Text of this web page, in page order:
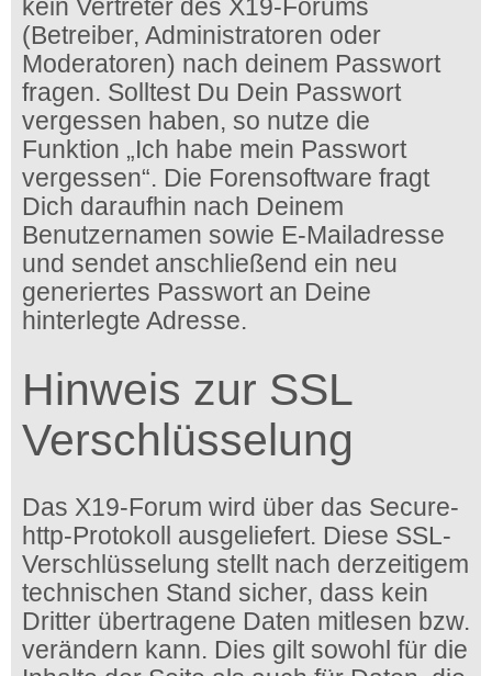
kein Vertreter des X19-Forums
(Betreiber, Administratoren oder
Moderatoren) nach deinem Passwort
fragen. Solltest Du Dein Passwort
vergessen haben, so nutze die
Funktion „Ich habe mein Passwort
vergessen“. Die Forensoftware fragt
Dich daraufhin nach Deinem
Benutzernamen sowie E-Mailadresse
und sendet anschließend ein neu
generiertes Passwort an Deine
hinterlegte Adresse.
Hinweis zur SSL
Verschlüsselung
Das X19-Forum wird über das Secure-
http-Protokoll ausgeliefert. Diese SSL-
Verschlüsselung stellt nach derzeitigem
technischen Stand sicher, dass kein
Dritter übertragene Daten mitlesen bzw.
verändern kann. Dies gilt sowohl für die